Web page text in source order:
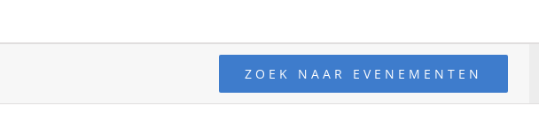
ZOEK NAAR EVENEMENTEN